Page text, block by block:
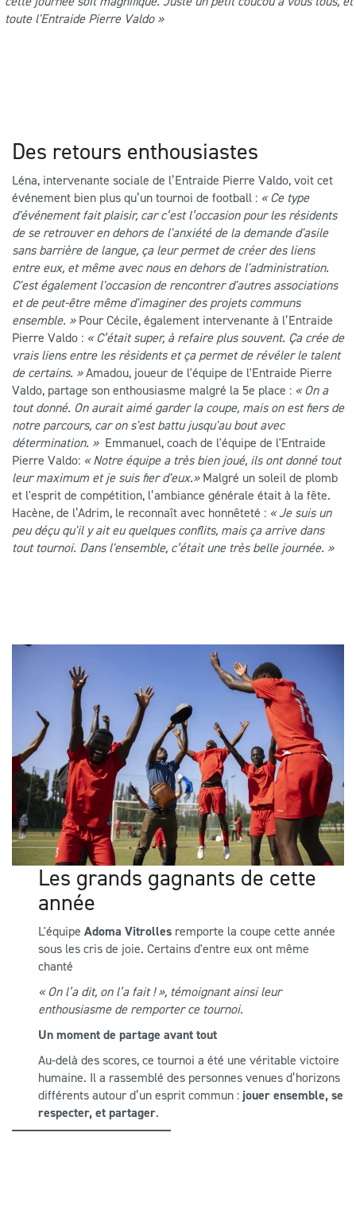
toute l'Entraide Pierre Valdo »
Des retours enthousiastes
Léna, intervenante sociale de l’Entraide Pierre Valdo, voit cet
événement bien plus qu’un tournoi de football : « Ce type
d'événement fait plaisir, car c’est l’occasion pour les résidents
de se retrouver en dehors de l'anxiété de la demande d'asile
sans barrière de langue, ça leur permet de créer des liens
entre eux, et même avec nous en dehors de l'administration.
C'est également l'occasion de rencontrer d'autres associations
et de peut-être même d'imaginer des projets communs
ensemble. »Pour Cécile, également intervenante à l’Entraide
Pierre Valdo : « C’était super, à refaire plus souvent. Ça crée de
vrais liens entre les résidents et ça permet de révéler le talent
de certains. »Amadou, joueur de l'équipe de l'Entraide Pierre
Valdo, partage son enthousiasme malgré la 5e place : « On a
tout donné. On aurait aimé garder la coupe, mais on est fiers de
notre parcours, car on s'est battu jusqu'au bout avec
détermination. » Emmanuel, coach de l'équipe de l'Entraide
Pierre Valdo: « Notre équipe a très bien joué, ils ont donné tout
leur maximum et je suis fier d'eux.»Malgré un soleil de plomb
et l'esprit de compétition, l’ambiance générale était à la fête.
Hacène, de l’Adrim, le reconnaît avec honnêteté : « Je suis un
peu déçu qu'il y ait eu quelques conflits, mais ça arrive dans
tout tournoi. Dans l'ensemble, c’était une très belle journée. »
Les grands gagnants de cette
année
L'équipeAdoma Vitrolles remporte la coupe cette année
sous les cris de joie. Certains d'entre eux ont même
chanté
« On l’a dit, on l’a fait ! », témoignant ainsi leur
enthousiasme de remporter ce tournoi.
Un moment de partage avant tout
Au-delà des scores, ce tournoi a été une véritable victoire
humaine. Il a rassemblé des personnes venues d’horizons
différents autour d’un esprit commun : jouer ensemble, se
respecter, et partager.